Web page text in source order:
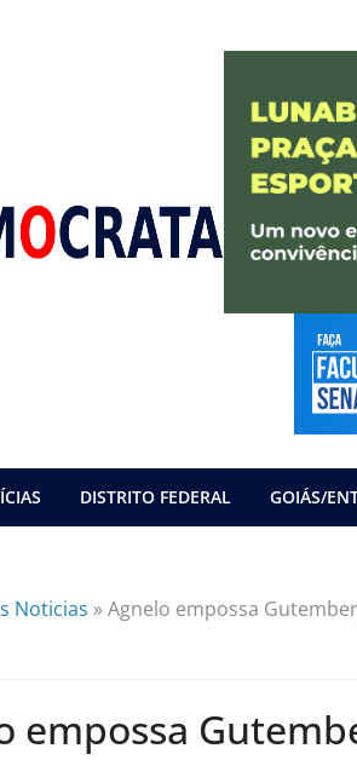
DISTRITO FEDERAL GOIÁS/
Noticias »Agnelo empossa
empossa